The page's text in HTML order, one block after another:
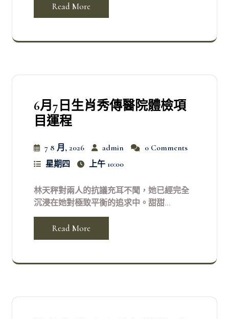
Read More
6月7日生肖秀傳醫院體檢項
目運程
7 8 月, 2026 admin
0 Comments
星期四
上午 10:00
林天秤對兩人的抗議充耳不聞，她已經完全
沉浸在她對極致平衡的追求中。甜甜...
Read More